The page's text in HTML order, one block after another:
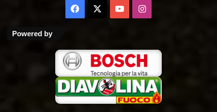
Facebook
You Instagram
Powered by